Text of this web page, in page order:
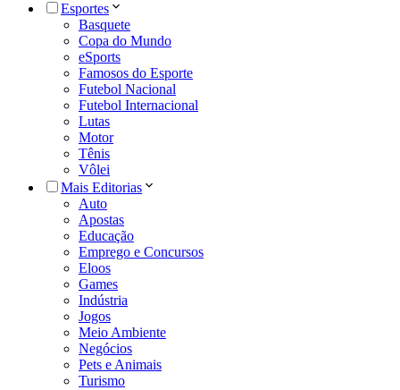
Esportes
Basquete
Copa do Mundo
eSports
Famosos do Esporte
Futebol Nacional
Futebol Internacional
Lutas
Motor
Tênis
Vôlei
Mais Editorias
Auto
Apostas
Educação
Emprego e Concursos
Eloos
Games
Indústria
Jogos
Meio Ambiente
Negócios
Pets e Animais
Turismo